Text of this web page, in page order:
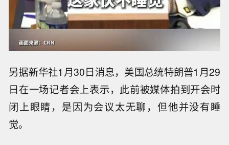
另据新华社1月30日消息，美国总统特朗普1月29
日在一场记者会上表示，此前被媒体拍到开会时
闭上眼睛，是因为会议太无聊，但他并没有睡
觉。